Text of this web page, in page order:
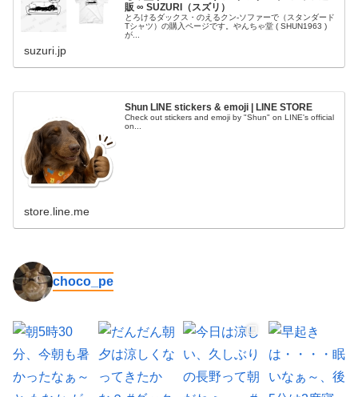
販 ∞ SUZURI（スズリ）
とろけるダックス・のえるクン-ソファーで（スタンダード
Tシャツ）の購入ページです。やんちゃ堂 ( SHUN1963 )
が...
suzuri.jp
Shun LINE stickers & emoji | LINE STORE
Check out stickers and emoji by "Shun" on LINE's official
on...
store.line.me
choco_pe